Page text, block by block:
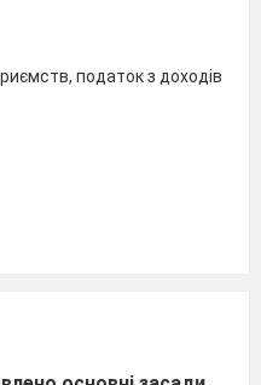
податок з доходів